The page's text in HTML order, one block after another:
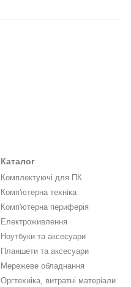
Каталог
Комплектуючі для ПК
Комп'ютерна техніка
Комп'ютерна периферія
Електроживлення
Ноутбуки та аксесуари
Планшети та аксесуари
Мережеве обладнання
Оргтехніка, витратні матеріали